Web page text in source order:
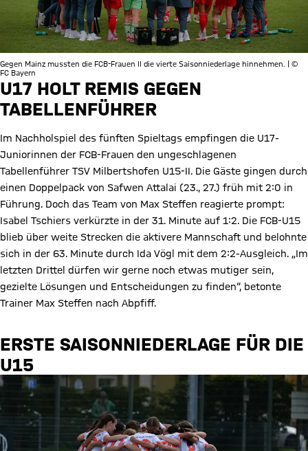
Gegen Mainz mussten die FCB-Frauen II die vierte Saisonniederlage hinnehmen. | ©
FC Bayern
U17 HOLT REMIS GEGEN
TABELLENFÜHRER
Im Nachholspiel des fünften Spieltags empfingen die U17-
Juniorinnen der FCB-Frauen den ungeschlagenen
Tabellenführer TSV Milbertshofen U15-II. Die Gäste gingen durch
einen Doppelpack von Safwen Attalai (23., 27.) früh mit 2:0 in
Führung. Doch das Team von Max Steffen reagierte prompt:
Isabel Tschiers verkürzte in der 31. Minute auf 1:2. Die FCB-U15
blieb über weite Strecken die aktivere Mannschaft und belohnte
sich in der 63. Minute durch Ida Vögl mit dem 2:2-Ausgleich. „Im
letzten Drittel dürfen wir gerne noch etwas mutiger sein,
gezielte Lösungen und Entscheidungen zu finden“, betonte
Trainer Max Steffen nach Abpfiff.
ERSTE SAISONNIEDERLAGE FÜR DIE
U15